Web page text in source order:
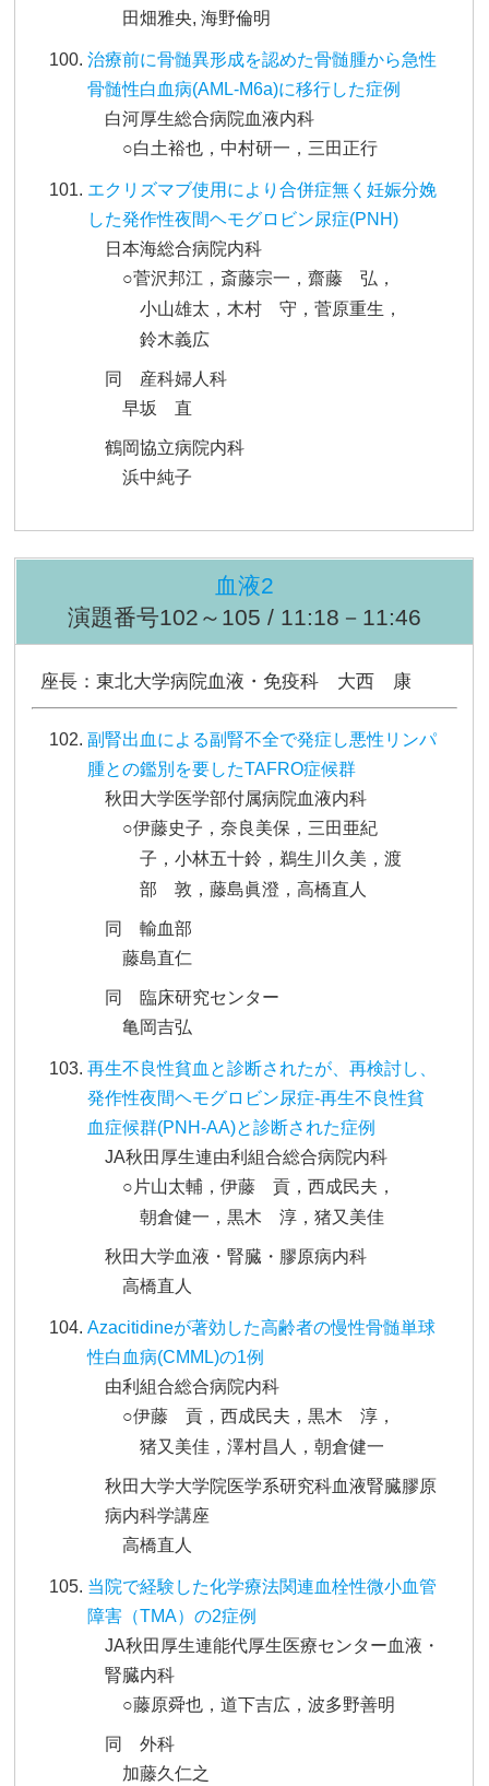
田畑雅央, 海野倫明
治療前に骨髄異形成を認めた骨髄腫から急性
骨髄性白血病(AML-M6a)に移行した症例
白河厚生総合病院血液内科
○白土裕也，中村研一，三田正行
エクリズマブ使用により合併症無く妊娠分娩
した発作性夜間ヘモグロビン尿症(PNH)
日本海総合病院内科
○菅沢邦江，斎藤宗一，齋藤 弘，
小山雄太，木村 守，菅原重生，
鈴木義広
同 産科婦人科
早坂 直
鶴岡協立病院内科
浜中純子
血液2
演題番号102～105 / 11:18－11:46
座長：東北大学病院血液・免疫科 大西 康
副腎出血による副腎不全で発症し悪性リンパ
腫との鑑別を要したTAFRO症候群
秋田大学医学部付属病院血液内科
○伊藤史子，奈良美保，三田亜紀
子，小林五十鈴，鵜生川久美，渡
部 敦，藤島眞澄，高橋直人
同 輸血部
藤島直仁
同 臨床研究センター
亀岡吉弘
再生不良性貧血と診断されたが、再検討し、
発作性夜間ヘモグロビン尿症-再生不良性貧
血症候群(PNH-AA)と診断された症例
JA秋田厚生連由利組合総合病院内科
○片山太輔，伊藤 貢，西成民夫，
朝倉健一，黒木 淳，猪又美佳
秋田大学血液・腎臓・膠原病内科
高橋直人
Azacitidineが著効した高齢者の慢性骨髄単球
性白血病(CMML)の1例
由利組合総合病院内科
○伊藤 貢，西成民夫，黒木 淳，
猪又美佳，澤村昌人，朝倉健一
秋田大学大学院医学系研究科血液腎臓膠原
病内科学講座
高橋直人
当院で経験した化学療法関連血栓性微小血管
障害（TMA）の2症例
JA秋田厚生連能代厚生医療センター血液・
腎臓内科
○藤原舜也，道下吉広，波多野善明
同 外科
加藤久仁之